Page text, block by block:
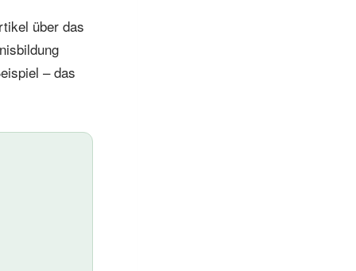
über das
– das